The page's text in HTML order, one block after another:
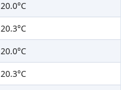
20.0°C
20.3°C
20.0°C
20.3°C